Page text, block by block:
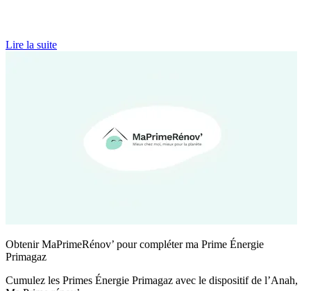
Lire la suite
Obtenir MaPrimeRénov’ pour compléter ma Prime Énergie
Primagaz
Cumulez les Primes Énergie Primagaz avec le dispositif de l’Anah,